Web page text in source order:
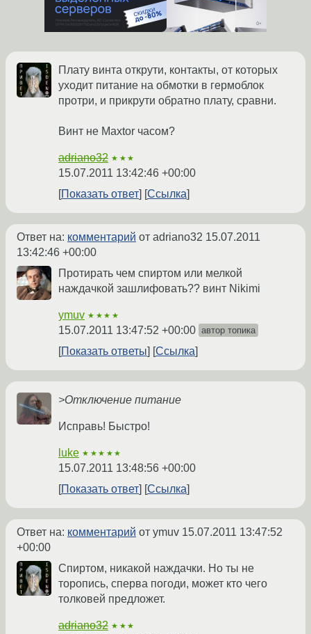
Плату винта открути, контакты, от которых
уходит питание на обмотки в гермоблок
протри, и прикрути обратно плату, сравни.
Винт не Maxtor часом?
adriano32 ★★★
15.07.2011 13:42:46 +00:00
Показать ответ
Ссылка
Ответ на: комментарий от adriano32 15.07.2011
13:42:46 +00:00
Протирать чем спиртом или мелкой
наждачкой зашлифовать?? винт Nikimi
ymuv ★★★★
15.07.2011 13:47:52 +00:00 автор топика
Показать ответы Ссылка
>Отключение питание
Исправь! Быстро!
luke ★★★★★
15.07.2011 13:48:56 +00:00
Показать ответ
Ссылка
Ответ на: комментарий от ymuv 15.07.2011 13:47:52
+00:00
Спиртом, никакой наждачки. Но ты не
торопись, сперва погоди, может кто чего
толковей предложет.
adriano32 ★★★